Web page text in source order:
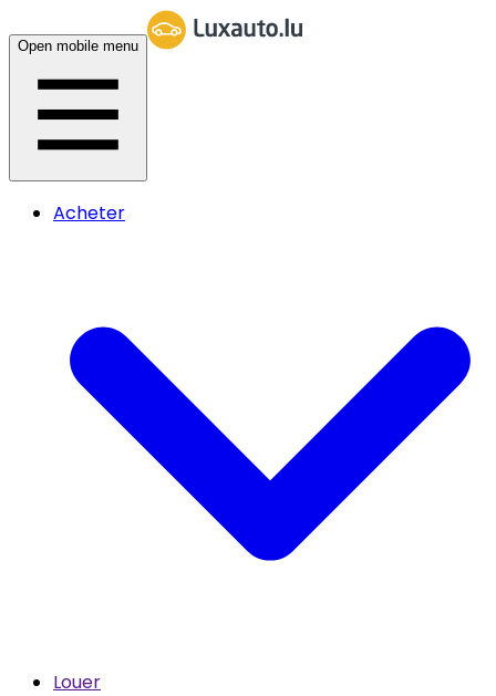
Open mobile menu
Acheter
Louer